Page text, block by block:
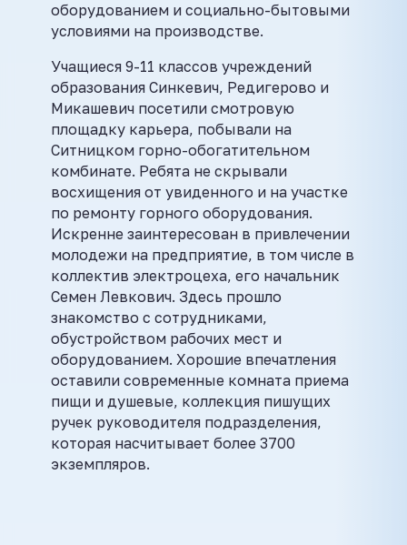
оборудованием и социально-бытовыми
условиями на производстве.
Учащиеся 9-11 классов учреждений
образования Синкевич, Редигерово и
Микашевич посетили смотровую
площадку карьера, побывали на
Ситницком горно-обогатительном
комбинате. Ребята не скрывали
восхищения от увиденного и на участке
по ремонту горного оборудования.
Искренне заинтересован в привлечении
молодежи на предприятие, в том числе в
коллектив электроцеха, его начальник
Семен Левкович. Здесь прошло
знакомство с сотрудниками,
обустройством рабочих мест и
оборудованием. Хорошие впечатления
оставили современные комната приема
пищи и душевые, коллекция пишущих
ручек руководителя подразделения,
которая насчитывает более 3700
экземпляров.